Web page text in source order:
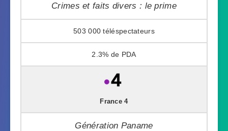
Crimes et faits divers : le prime
503 000
2.3%
France 4
Génération Paname